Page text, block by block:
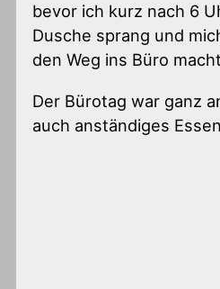
bevor ich kurz nach 6
Dusche sprang und
den Weg ins Büro
Der Bürotag war ganz
auch anständiges